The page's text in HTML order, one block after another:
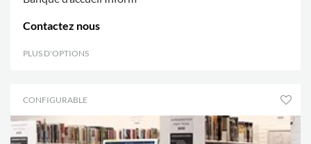
Contactez nous
PLUS D'OPTIONS
CONFIGURABLE